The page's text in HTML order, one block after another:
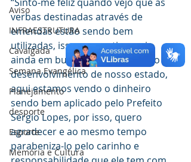
Aviso
INFRAESTRUTURA
Cavalgada
Semana Evangélica
Planejamento
desporte
Esporte
Memória e Cultura
verbas destinadas através de
emendas estão sendo bem
utilizadas, isso nos motiva mais
ainda em buscar recursos para o
desenvolvimento de nosso estado,
aqui estamos vendo o dinheiro
sendo bem aplicado pelo Prefeito
Sérgio Lopes, por isso, quero
agradecer e ao mesmo tempo
parabeniza-lo pelo carinho e